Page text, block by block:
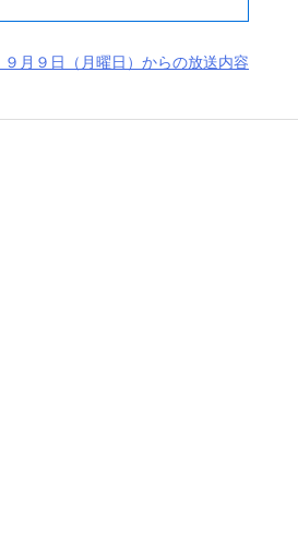
９月９日（月曜日）からの放送内容